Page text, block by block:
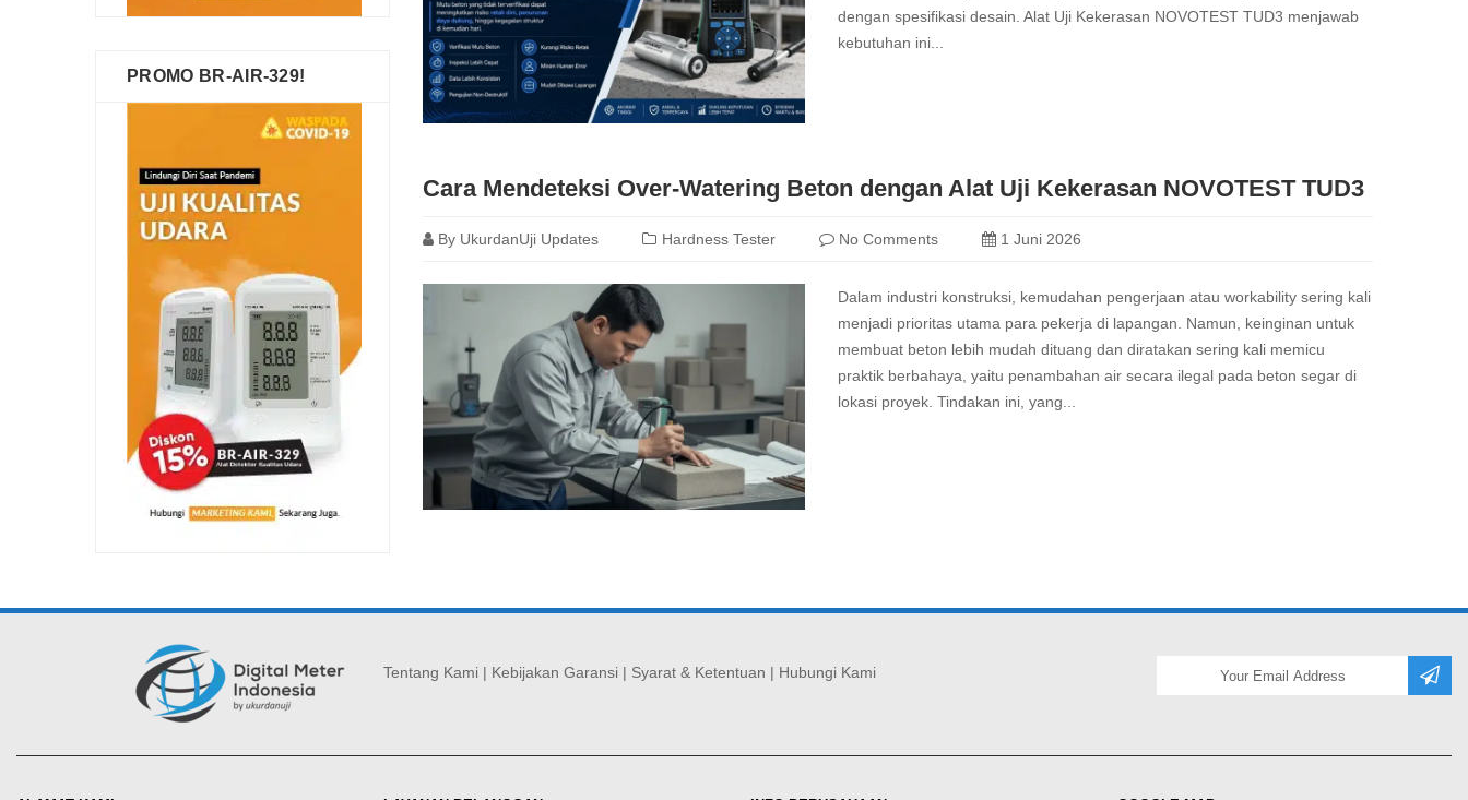
dengan spesifikasi desain. Alat Uji Kekerasan NOVOTEST TUD3 menjawab
kebutuhan ini...
Cara Mendeteksi Over-Watering Beton dengan Alat Uji Kekerasan NOVOTEST TUD3
By UkurdanUji Updates Hardness Tester No Comments 1 Juni 2026
Dalam industri konstruksi, kemudahan pengerjaan atau workability sering kali
menjadi prioritas utama para pekerja di lapangan. Namun, keinginan untuk
membuat beton lebih mudah dituang dan diratakan sering kali memicu
praktik berbahaya, yaitu penambahan air secara ilegal pada beton segar di
lokasi proyek. Tindakan ini, yang...
PROMO BR-AIR-329!
Tentang Kami | Kebijakan Garansi | Syarat & Ketentuan | Hubungi Kami